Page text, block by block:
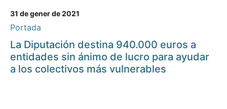
31 de gener de 2021
Portada
La Diputación destina 940.000 euros a
entidades sin ánimo de lucro para ayudar
a los colectivos más vulnerables